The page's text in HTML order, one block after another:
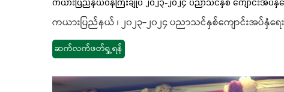
ကယားပြည်နယ် ၊ ၂၀၂၃-၂၀၂၄ ပညာသင်နှစ်ကျောင်းအပ်
ဆက်လက်ဖတ်ရှု့ရန်